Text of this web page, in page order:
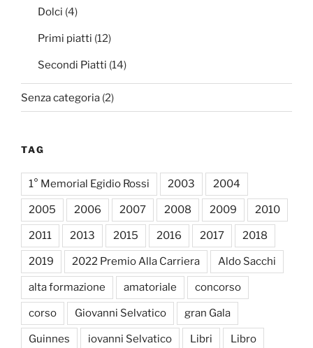
Dolci (4)
Primi piatti (12)
Secondi Piatti (14)
Senza categoria (2)
TAG
1° Memorial Egidio Rossi 2003 2004
2005 2006 2007 2008 2009 2010
2011 2013 2015 2016 2017 2018
2019 2022 Premio Alla Carriera Aldo Sacchi
alta formazione amatoriale concorso
corso Giovanni Selvatico gran Gala
Guinnes iovanni Selvatico Libri Libro